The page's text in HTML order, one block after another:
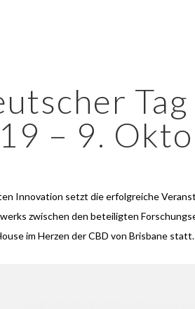
– 9.
Innovation setzt die erfolgreiche
zwischen den beteiligten
im Herzen der CBD von Brisbane statt.